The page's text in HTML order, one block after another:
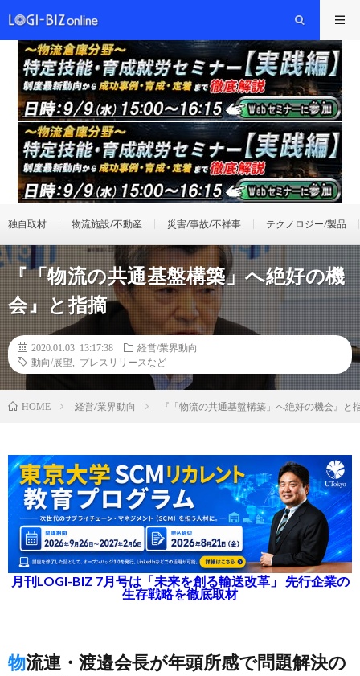
独自取材 物流施設/不動産 災害/事故/不祥事 テクノロジー/製品
『「物流の共通基盤構築」へ絶好の機
会』と指摘
2020.01.03 13:17:38
経営/業界動向
動向/展望
プレスリリースなど
HOME 経営/業界動向 『「物流の共通基盤構築」へ絶好の機会』と
月刊LOGI-BIZ 7月号は「未来を創る輸送改革」 先行企業の
生存戦略を徹底取材
物流連・渡邉会長が年頭所感で問題解決の